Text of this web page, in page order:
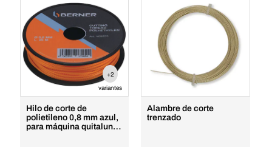
+2
variantes
Hilo de corte de
polietileno 0,8 mm azul,
para máquina quitalunas
Alambre de corte
trenzado